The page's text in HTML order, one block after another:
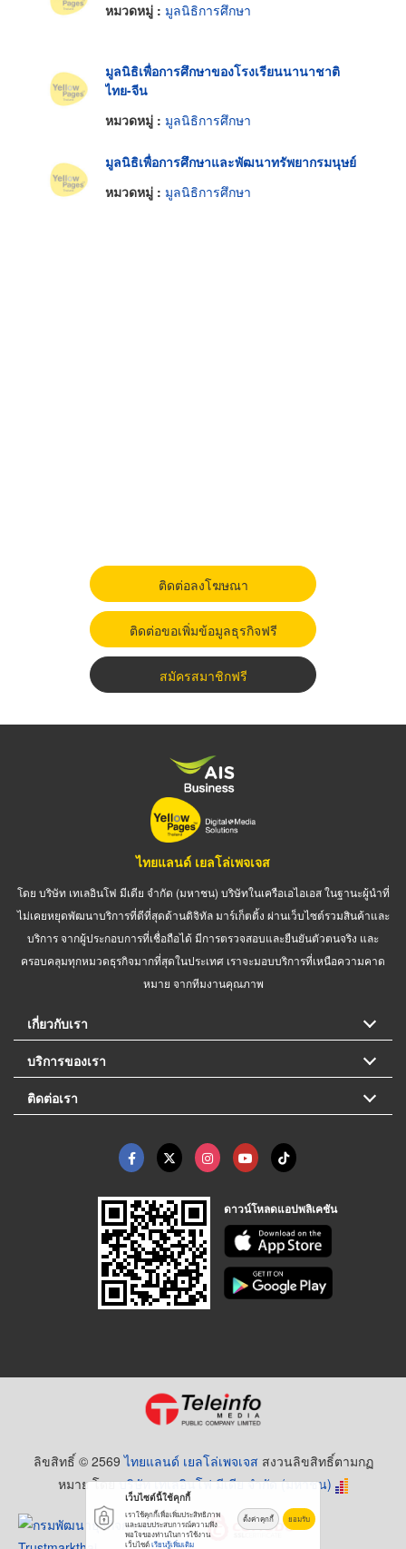
หมวดหมู่ : มูลนิธิการศึกษา
มูลนิธิเพื่อการศึกษาของโรงเรียนนานาชาติ
ไทย-จีน
หมวดหมู่ : มูลนิธิการศึกษา
มูลนิธิเพื่อการศึกษาและพัฒนาทรัพยากรมนุษย์
หมวดหมู่ : มูลนิธิการศึกษา
ติดต่อลงโฆษณา
ติดต่อขอเพิ่มข้อมูลธุรกิจฟรี
สมัครสมาชิกฟรี
ไทยแลนด์ เยลโล่เพจเจส
โดย บริษัท เทเลอินโฟ มีเดีย จำกัด (มหาชน) บริษัทในเครือเอไอเอส ในฐานะผู้นำที่
ไม่เคยหยุดพัฒนาบริการที่ดีที่สุดด้านดิจิทัล มาร์เก็ตติ้ง ผ่านเว็บไซต์รวมสินค้าและ
บริการ จากผู้ประกอบการที่เชื่อถือได้ มีการตรวจสอบและยืนยันตัวตนจริง และ
ครอบคลุมทุกหมวดธุรกิจมากที่สุดในประเทศ เราจะมอบบริการที่เหนือความคาด
หมาย จากทีมงานคุณภาพ
เกี่ยวกับเรา
บริการของเรา
ติดต่อเรา
ดาวน์โหลดแอปพลิเคชัน
ลิขสิทธิ์ © 2569ไทยแลนด์ เยลโล่เพจเจส สงวนลิขสิทธิ์ตามกฏ
หมาย โดยบริษัท เทเลอินโฟ มีเดีย จำกัด (มหาชน)
เว็บไซต์นี้ใช้คุกกี้
เราใช้คุกกี้เพื่อเพิ่มประสิทธิภาพ
และมอบประสบการณ์ความพึง
พอใจของท่านในการใช้งาน
เว็บไซต์เรียนรู้เพิ่มเติม
ตั้งค่าคุกกี้ ยอมรับ